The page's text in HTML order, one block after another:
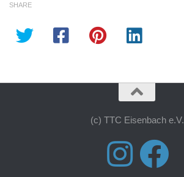
SHARE
(c) TTC Eisenbach e.V.